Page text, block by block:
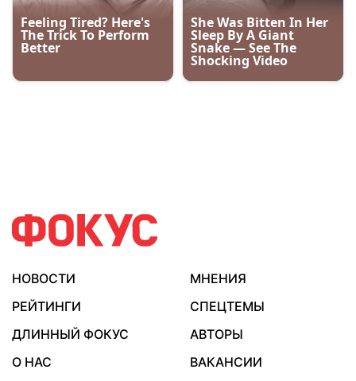
НОВОСТИ
МНЕНИЯ
РЕЙТИНГИ
СПЕЦТЕМЫ
ДЛИННЫЙ ФОКУС
АВТОРЫ
О НАС
ВАКАНСИИ